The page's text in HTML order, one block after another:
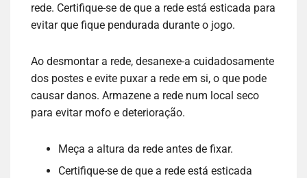
rede. Certifique-se de que a rede está esticada para
evitar que fique pendurada durante o jogo.
Ao desmontar a rede, desanexe-a cuidadosamente
dos postes e evite puxar a rede em si, o que pode
causar danos. Armazene a rede num local seco
para evitar mofo e deterioração.
Meça a altura da rede antes de fixar.
Certifique-se de que a rede está esticada